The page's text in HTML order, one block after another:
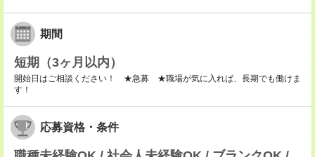
期間
短期（3ヶ月以内）
開始日はご相談ください！ ★急募 ★職場が気に入れば、長期でも働けま
す！
応募資格・条件